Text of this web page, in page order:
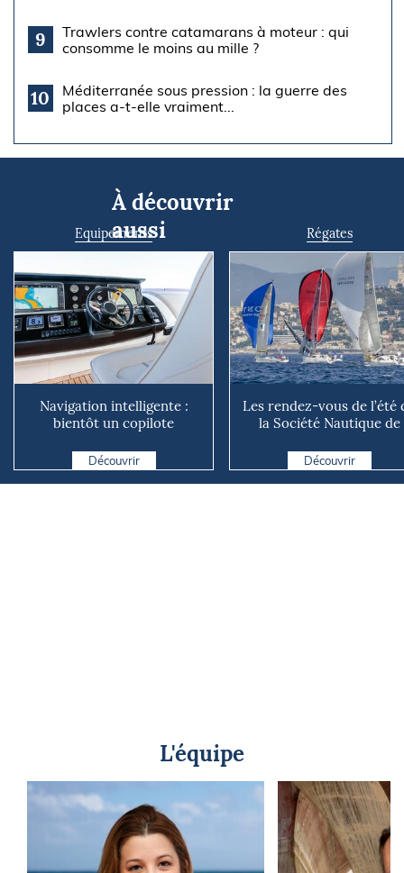
9
Trawlers contre catamarans à moteur : qui
consomme le moins au mille ?
10
Méditerranée sous pression : la guerre des
places a-t-elle vraiment...
À découvrir
aussi
Equipements
Navigation intelligente :
bientôt un copilote
Découvrir
Régates
Les rendez-vous de l’été
la Société Nautique de
Découvrir
L'équipe